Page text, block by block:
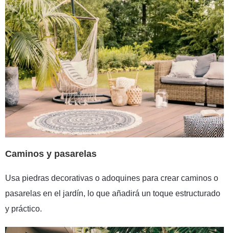
Caminos y pasarelas
Usa piedras decorativas o adoquines para crear caminos o
pasarelas en el jardín, lo que añadirá un toque estructurado
y práctico.